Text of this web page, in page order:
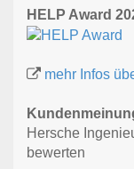
HELP Award
mehr Infos
Hersche
bewerten